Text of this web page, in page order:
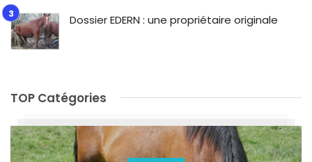
Dossier EDERN : une propriétaire originale
TOP Catégories